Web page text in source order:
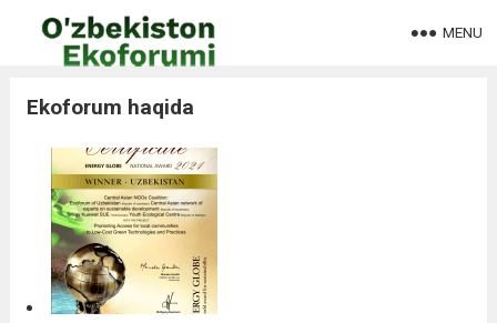
MENU
Ekoforum haqida